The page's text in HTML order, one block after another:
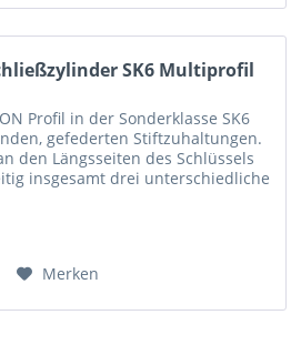
SK6 Multiprofil
Profil in der Sonderklasse SK6
gefederten Stiftzuhaltungen.
den Längsseiten des Schlüssels
insgesamt drei unterschiedliche
Merken